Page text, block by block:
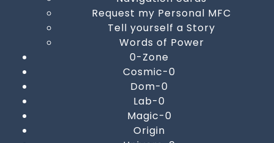
Request my Personal MFC
Tell yourself a Story
Words of Power
0-Zone
Cosmic-0
Dom-0
Lab-0
Magic-0
Origin